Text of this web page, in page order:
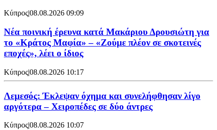
Κύπρος|08.08.2026 09:09
Νέα ποινική έρευνα κατά Μακάριου Δρουσιώτη για
το «Κράτος Μαφία» – «Ζούμε πλέον σε σκοτεινές
εποχές», λέει ο ίδιος
Κύπρος|08.08.2026 10:17
Λεμεσός: Έκλεψαν όχημα και συνελήφθησαν λίγο
αργότερα – Χειροπέδες σε δύο άντρες
Κύπρος|08.08.2026 10:07